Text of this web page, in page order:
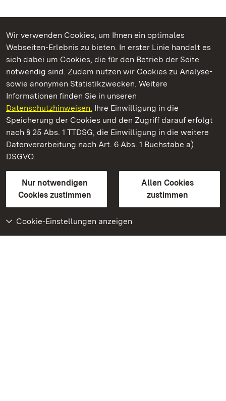
Wir verwenden Cookies, um Ihnen ein optimales
Webseiten-Erlebnis zu bieten. In erster Linie handelt es
sich dabei um Cookies, die für den Betrieb der Seite
notwendig sind. Zudem nutzen wir Cookies zu Analyse-
sowie anonymen Statistikzwecken. Weitere
Informationen finden Sie in unseren
Datenschutzhinweisen. Ihre Einwilligung in die
Speicherung der Cookies und den Zugriff darauf erfolgt
nach § 25 Abs. 1 TTDSG, die Einwilligung in die weitere
Datenverarbeitung nach Art. 6 Abs. 1 Buchstabe a)
DSGVO.
Nur notwendigen
Cookies zustimmen
Allen Cookies
zustimmen
Cookie-Einstellungen anzeigen
Kommen. Staunen. Genießen.
Barockschloss Mannheim
Staatliche Schlösser und Gärten Baden-Württemberg
Kontakt
GebärdenspracheLeichte Sprache
Erklärung zur Barrierefreiheit
BITV-konform (geprüfte Seiten)
Weiteres